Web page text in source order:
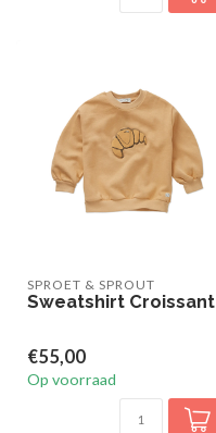
SPROET & SPROUT
Sweatshirt Croissant
€55,00
Op voorraad